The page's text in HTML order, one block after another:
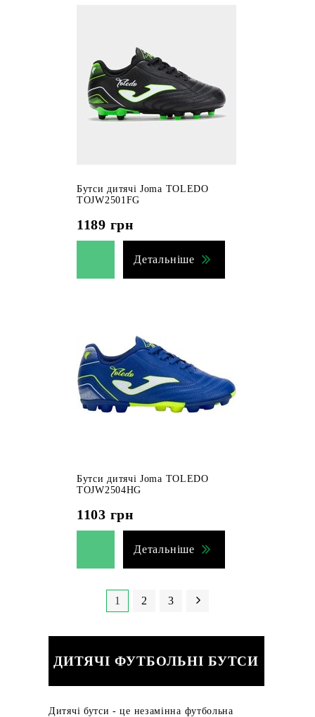
Бутси дитячі Joma TOLEDO
TOJW2501FG
1189 грн
Детальніше
Бутси дитячі Joma TOLEDO
TOJW2504HG
1103 грн
Детальніше
1 2 3
ДИТЯЧІ ФУТБОЛЬНІ БУТСИ
Дитячі бутси - це незамінна футбольна